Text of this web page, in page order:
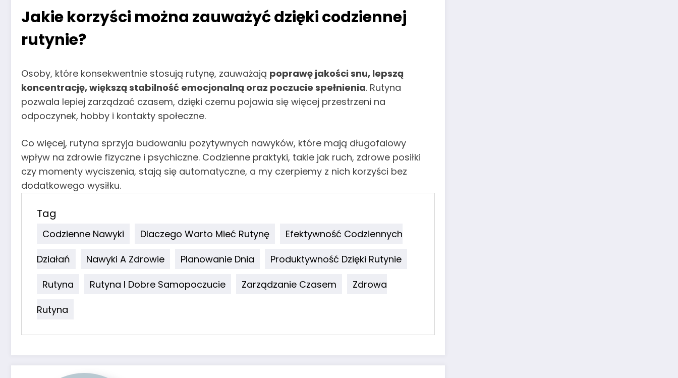
Jakie korzyści można zauważyć dzięki codziennej
rutynie?
Osoby, które konsekwentnie stosują rutynę, zauważają poprawę jakości snu, lepszą
koncentrację, większą stabilność emocjonalną oraz poczucie spełnienia. Rutyna
pozwala lepiej zarządzać czasem, dzięki czemu pojawia się więcej przestrzeni na
odpoczynek, hobby i kontakty społeczne.
Co więcej, rutyna sprzyja budowaniu pozytywnych nawyków, które mają długofalowy
wpływ na zdrowie fizyczne i psychiczne. Codzienne praktyki, takie jak ruch, zdrowe posiłki
czy momenty wyciszenia, stają się automatyczne, a my czerpiemy z nich korzyści bez
dodatkowego wysiłku.
Tag
Codzienne Nawyki Dlaczego Warto Mieć Rutynę
Efektywność Codziennych
Działań
Nawyki A Zdrowie Planowanie Dnia
Produktywność Dzięki Rutynie
Rutyna
Rutyna I Dobre Samopoczucie Zarządzanie Czasem
Zdrowa
Rutyna